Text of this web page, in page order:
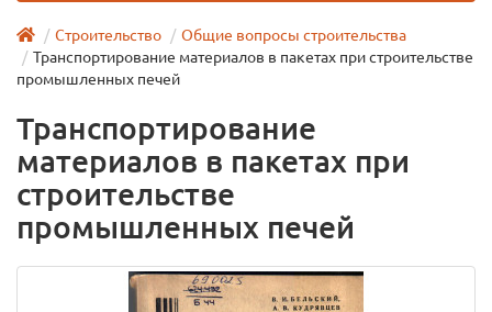
Строительство
Общие вопросы строительства
Транспортирование материалов в пакетах при строительстве
промышленных печей
Транспортирование
материалов в пакетах при
строительстве
промышленных печей